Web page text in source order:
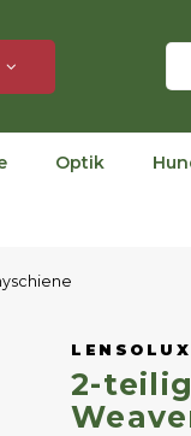
Optik
LENSOLUX
2-